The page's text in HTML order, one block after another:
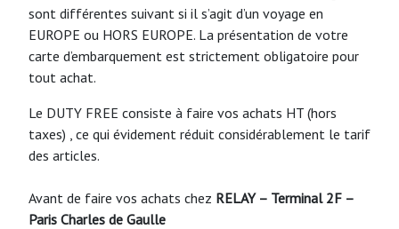
sont différentes suivant si il s’agit d’un voyage en
EUROPE ou HORS EUROPE. La présentation de votre
carte d’embarquement est strictement obligatoire pour
tout achat.
Le DUTY FREE consiste à faire vos achats HT (hors
taxes) , ce qui évidement réduit considérablement le tarif
des articles.
Avant de faire vos achats chez RELAY – Terminal 2F –
Paris Charles de Gaulle